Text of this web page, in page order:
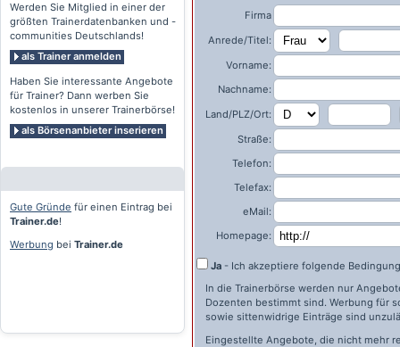
Werden Sie Mitglied in einer der
größten Trainerdatenbanken und -
communities Deutschlands!
als Trainer anmelden
Haben Sie interessante Angebote
für Trainer? Dann werben Sie
kostenlos in unserer Trainerbörse!
als Börsenanbieter inserieren
Gute Gründe für einen Eintrag bei
Trainer.de!
Werbung bei Trainer.de
Firma
Anrede/Titel:
Vorname:
Nachname:
Land/PLZ/Ort:
Straße:
Telefon:
Telefax:
eMail:
Homepage:
Ja - Ich akzeptiere folgende
In die Trainerbörse werden nur
Dozenten bestimmt sind. Werbung für
sowie sittenwidrige Einträge sind
Eingestellte Angebote, die nicht mehr